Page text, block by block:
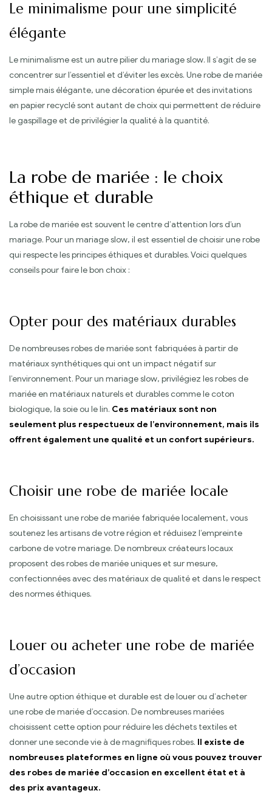
Le minimalisme pour une simplicité
élégante
Le minimalisme est un autre pilier du mariage slow. Il s’agit de se
concentrer sur l’essentiel et d’éviter les excès. Une robe de mariée
simple mais élégante, une décoration épurée et des invitations
en papier recyclé sont autant de choix qui permettent de réduire
le gaspillage et de privilégier la qualité à la quantité.
La robe de mariée : le choix
éthique et durable
La robe de mariée est souvent le centre d’attention lors d’un
mariage. Pour un mariage slow, il est essentiel de choisir une robe
qui respecte les principes éthiques et durables. Voici quelques
conseils pour faire le bon choix :
Opter pour des matériaux durables
De nombreuses robes de mariée sont fabriquées à partir de
matériaux synthétiques qui ont un impact négatif sur
l’environnement. Pour un mariage slow, privilégiez les robes de
mariée en matériaux naturels et durables comme le coton
biologique, la soie ou le lin. Ces matériaux sont non
seulement plus respectueux de l’environnement, mais ils
offrent également une qualité et un confort supérieurs.
Choisir une robe de mariée locale
En choisissant une robe de mariée fabriquée localement, vous
soutenez les artisans de votre région et réduisez l’empreinte
carbone de votre mariage. De nombreux créateurs locaux
proposent des robes de mariée uniques et sur mesure,
confectionnées avec des matériaux de qualité et dans le respect
des normes éthiques.
Louer ou acheter une robe de mariée
d’occasion
Une autre option éthique et durable est de louer ou d’acheter
une robe de mariée d’occasion. De nombreuses mariées
choisissent cette option pour réduire les déchets textiles et
donner une seconde vie à de magnifiques robes. Il existe de
nombreuses plateformes en ligne où vous pouvez trouver
des robes de mariée d’occasion en excellent état et à
des prix avantageux.